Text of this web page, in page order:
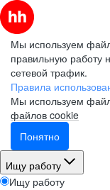
Мы используем
правильную работу
сетевой трафик.
Правила
Мы используем
файлов cookie
Понятно
Ищу работу
Ищу работу